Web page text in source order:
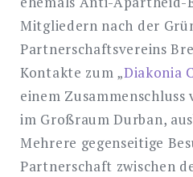
de
Mitgliedern nach der
Partnerschaftsvereins
Kontakte zum „Diakonia
einem
im Großraum Durban,
Mehrere gegenseitige
Partnerschaft zwischen